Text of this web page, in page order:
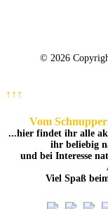
© 2026
↑↑↑
Vom
...hier findet ihr alle
ihr beliebig
und bei Interesse
Viel Spaß